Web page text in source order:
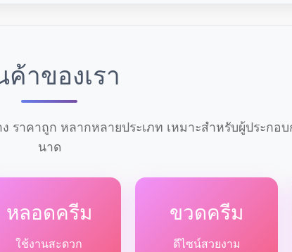
ค้าของเรา
าคาถูก หลากหลายประเภท เหมาะสำหรับผู้ประกอ
นาด
หลอดครีม
ใช้งานสะดวก
ขวดครีม
ดีไซน์สวยงาม